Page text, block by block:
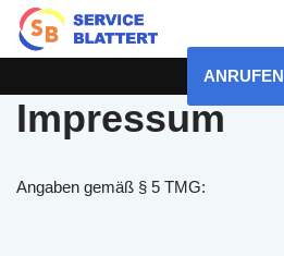
Zum
springen
ANRUFEN
Impressum
Angaben gemäß § 5 TMG: